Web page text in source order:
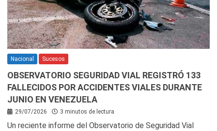
Nacional Sucesos
OBSERVATORIO SEGURIDAD VIAL REGISTRÓ 133
FALLECIDOS POR ACCIDENTES VIALES DURANTE
JUNIO EN VENEZUELA
29/07/2026 3 minutos de lectura
Un reciente informe del Observatorio de Seguridad Vial